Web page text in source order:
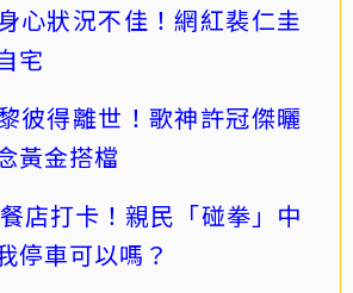
心狀況不佳！網紅裴仁圭
宅
彼得離世！歌神許冠傑曬
黃金搭檔
店打卡！親民「碰拳」中
停車可以嗎？